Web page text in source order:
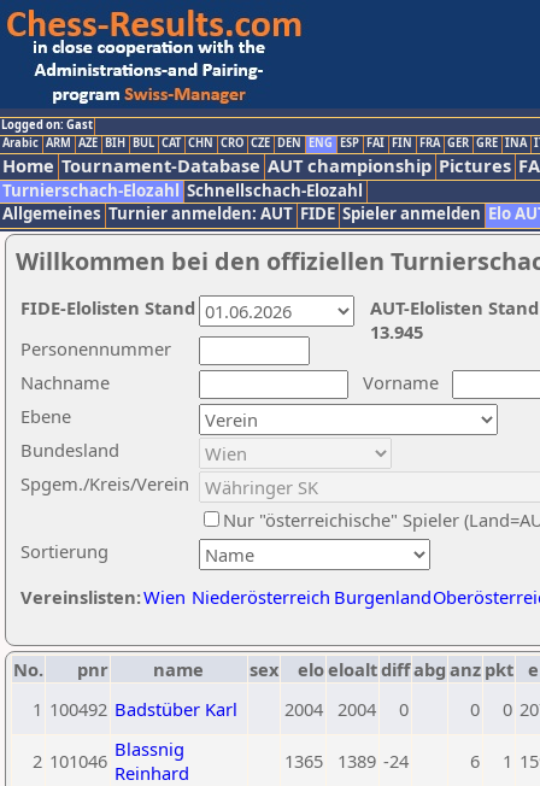
Logged on: Gast
Arabic ARM AZE BIH BUL CAT CHN CRO CZE DEN ENG ESP FAI FIN FRA GER GRE INA
Home Tournament-Database AUT championship Pictures
Turnierschach-Elozahl Schnellschach-Elozahl
Allgemeines Turnier anmelden: AUT FIDE Spieler anmelden Elo
Willkommen bei den offiziellen
Nachname
Vorname
Ebene
Sortierung
Personennummer
Bundesland
Spgem./Kreis/Verein
Nur "österreichische" Spieler
Vereinslisten:Wien Niederösterreich Burgenland
AUT-Elolisten
13.945
FIDE-Elolisten Stand
No. pnr name sex eloeloaltdiffabg anz pkt
1 100492 Badstüber Karl 2004 2004 0 0 0
2 101046 Blassnig
Reinhard
1365 1389 -24 6 1